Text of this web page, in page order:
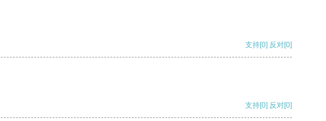
支持[0] 反对[0]
支持[0] 反对[0]